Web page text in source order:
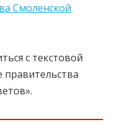
Смоленской
с текстовой
правительства